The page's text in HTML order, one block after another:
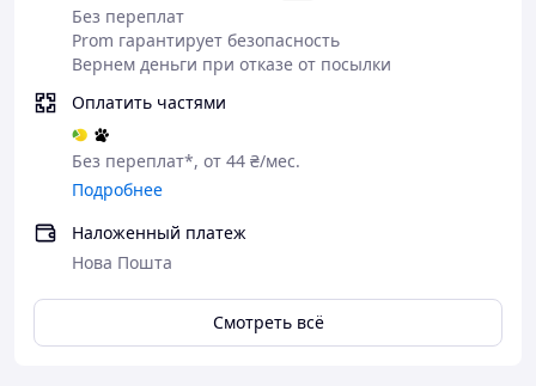
Без переплат
Prom гарантирует безопасность
Вернем деньги при отказе от посылки
Оплатить частями
Без переплат*, от 44 ₴/мес.
Подробнее
Наложенный платеж
Нова Пошта
Смотреть всё